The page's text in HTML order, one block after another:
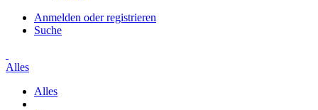
Anmelden oder registrieren
Suche
Alles
Alles